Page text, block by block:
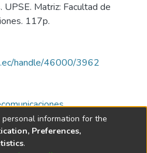
UPSE. Matriz: Facultad de
117p.
handle/46000/3962
information for the
Preferences,
.